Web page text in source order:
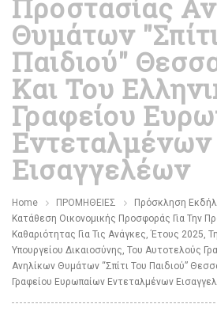
Προστασίας
Θυμάτων
Παιδιού"
Και Του
Γραφείου
Εντεταλμένων
Εισαγγελέων
Home ΠΡΟΜΗΘΕΙΕΣ
Πρόσκληση
Κατάθεση Οικονομικής Προσφοράς Για Την
Καθαριότητας Για Τις Ανάγκες, Έτους 2025,
Υπουργείου Δικαιοσύνης, Του Αυτοτελούς
Ανηλίκων Θυμάτων “Σπίτι Του Παιδιού”
Γραφείου Ευρωπαίων Εντεταλμένων